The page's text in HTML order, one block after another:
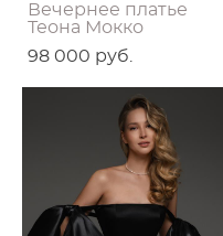
Вечернее платье
Теона Мокко
98 000 pуб.